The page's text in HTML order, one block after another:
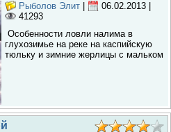
Рыболов Элит 06.02.2013
41293
Особенности ловли налима в
глухозимье на реке на каспийскую
тюльку и зимние жерлицы с мальком